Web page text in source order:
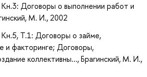
Договоры о выполнении работ и
М. И., 2002
Т.1: Договоры о займе,
и факторинге; Договоры,
коллективны..., Брагинский, М. И.,